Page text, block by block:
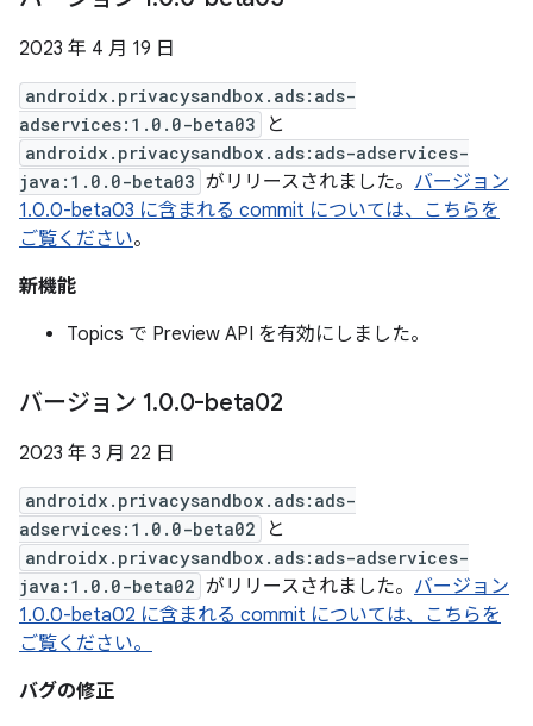
2023 年 4 月 19 日
androidx.privacysandbox.ads:ads-
adservices:1.0.0-beta03
と
androidx.privacysandbox.ads:ads-adservices-
java:1.0.0-beta03 がリリースされました。 バージョン
1.0.0-beta03 に含まれる commit については、こちらを
ご覧ください。
新機能
Topics で Preview API を有効にしました。
バージョン 1.0.0-beta02
2023 年 3 月 22 日
androidx.privacysandbox.ads:ads-
adservices:1.0.0-beta02
と
androidx.privacysandbox.ads:ads-adservices-
java:1.0.0-beta02 がリリースされました。 バージョン
1.0.0-beta02 に含まれる commit については、こちらを
ご覧ください。
バグの修正